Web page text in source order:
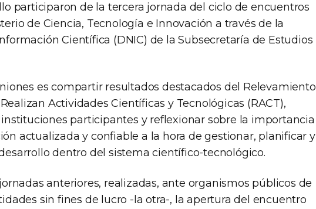
participaron de la tercera jornada del ciclo de encuentros
de Ciencia, Tecnología e Innovación a través de la
Científica (DNIC) de la Subsecretaría de Estudios
es compartir resultados destacados del Relevamiento
Actividades Científicas y Tecnológicas (RACT),
participantes y reflexionar sobre la importancia
actualizada y confiable a la hora de gestionar, planificar y
dentro del sistema científico-tecnológico.
anteriores, realizadas, ante organismos públicos de
sin fines de lucro -la otra-, la apertura del encuentro